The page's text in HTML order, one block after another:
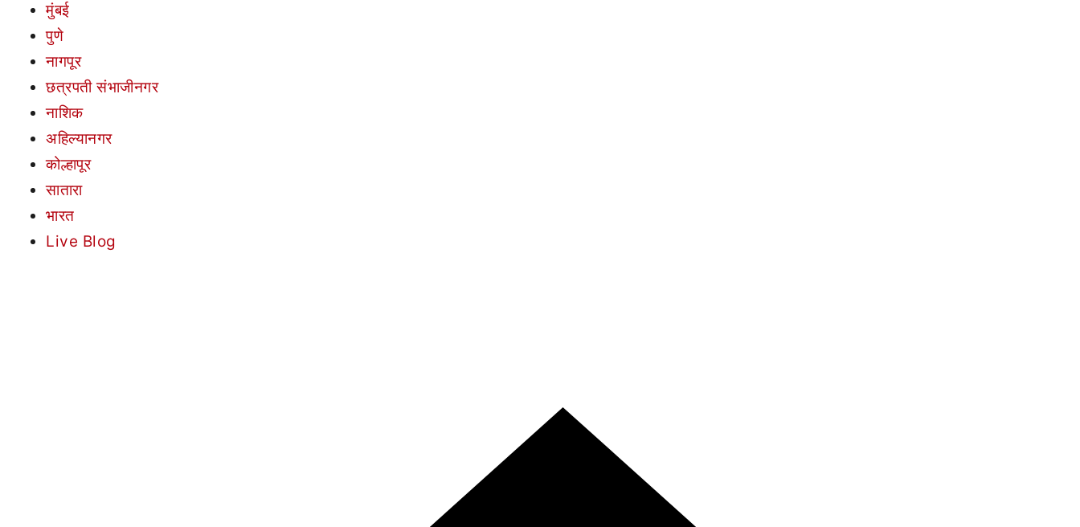
मुंबई
पुणे
नागपूर
छत्रपती संभाजीनगर
नाशिक
अहिल्यानगर
कोल्हापूर
सातारा
भारत
Live Blog